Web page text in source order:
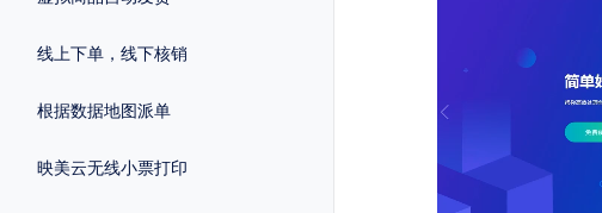
线上下单，线下核销
根据数据地图派单
映美云无线小票打印